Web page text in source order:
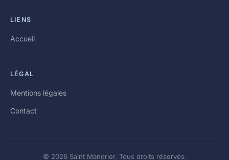
LIENS
Accueil
LÉGAL
Mentions légales
Contact
© 2026 Saint Mandrier. Tous droits réservés.